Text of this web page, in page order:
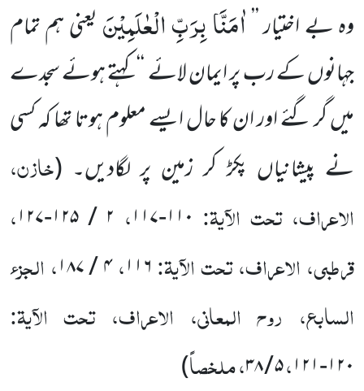
وہ بے اختیار ’’اٰمَنَّا بِرَبِّ الْعٰلَمِیْنَیعنی ہم تمام
جہانوں کے رب پر ایمان لائے‘‘ کہتے ہوئے سجدے
میں گر گئے اور ان کا حال ایسے معلوم ہوتا تھا کہ کسی
نے پیشانیاں پکڑ کر زمین پر لگادیں۔ (خازن،
الاعراف، تحت الآیۃ: ۱۱۰-۱۱۷، ۲ / ۱۲۵-۱۲۷،
قرطبی، الاعراف، تحت الآیۃ:۱۱۶،۴/۱۸۷، الجزء
السابع، روح المعانی، الاعراف، تحت الآیۃ:
۱۲۰-۱۲۱،۵/۳۸، ملخصاً)